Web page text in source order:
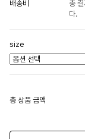
배송비
총
다.
size
총 상품 금액